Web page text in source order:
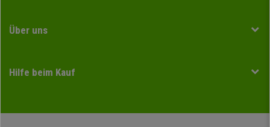
Über uns
Hilfe beim Kauf